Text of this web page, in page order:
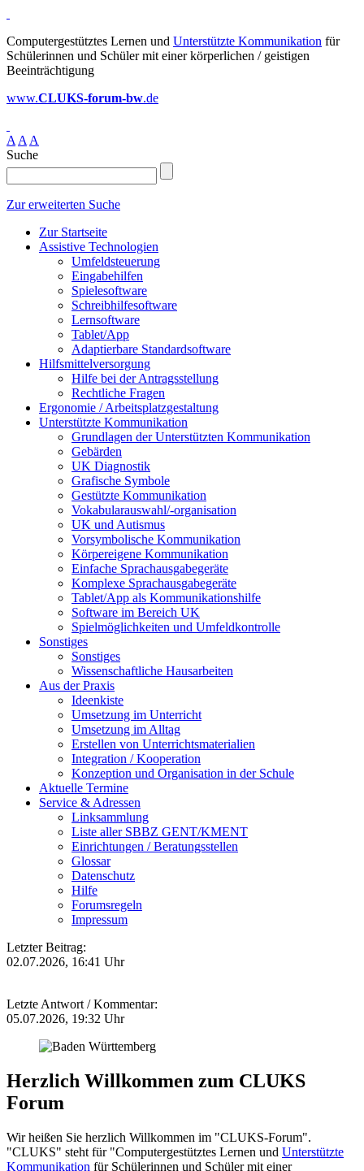
Computergestütztes Lernen und Unterstützte Kommunikation für
Schülerinnen und Schüler mit einer körperlichen / geistigen
Beeinträchtigung
www.CLUKS-forum-bw.de
A A A
Suche
Zur erweiterten Suche
Zur Startseite
Assistive Technologien
Umfeldsteuerung
Eingabehilfen
Spielesoftware
Schreibhilfesoftware
Lernsoftware
Tablet/App
Adaptierbare Standardsoftware
Hilfsmittelversorgung
Hilfe bei der Antragsstellung
Rechtliche Fragen
Ergonomie / Arbeitsplatzgestaltung
Unterstützte Kommunikation
Grundlagen der Unterstützten Kommunikation
Gebärden
UK Diagnostik
Grafische Symbole
Gestützte Kommunikation
Vokabularauswahl/-organisation
UK und Autismus
Vorsymbolische Kommunikation
Körpereigene Kommunikation
Einfache Sprachausgabegeräte
Komplexe Sprachausgabegeräte
Tablet/App als Kommunikationshilfe
Software im Bereich UK
Spielmöglichkeiten und Umfeldkontrolle
Sonstiges
Sonstiges
Wissenschaftliche Hausarbeiten
Aus der Praxis
Ideenkiste
Umsetzung im Unterricht
Umsetzung im Alltag
Erstellen von Unterrichtsmaterialien
Integration / Kooperation
Konzeption und Organisation in der Schule
Aktuelle Termine
Service & Adressen
Linksammlung
Liste aller SBBZ GENT/KMENT
Einrichtungen / Beratungsstellen
Glossar
Datenschutz
Hilfe
Forumsregeln
Impressum
Letzter Beitrag:
02.07.2026, 16:41 Uhr
Letzte Antwort / Kommentar:
05.07.2026, 19:32 Uhr
Herzlich Willkommen zum CLUKS
Forum
Wir heißen Sie herzlich Willkommen im "CLUKS-Forum".
"CLUKS" steht für "Computergestütztes Lernen und Unterstützte
Kommunikation für Schülerinnen und Schüler mit einer